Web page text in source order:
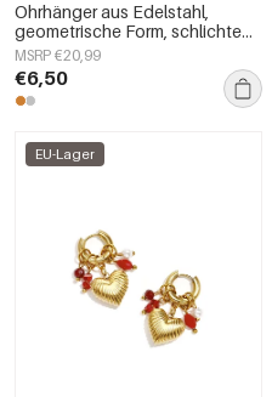
Ohrhänger aus Edelstahl,
geometrische Form, schlichte
Alltags-Serie, Damenschmuck
MSRP €20,99
€6,50
EU-Lager